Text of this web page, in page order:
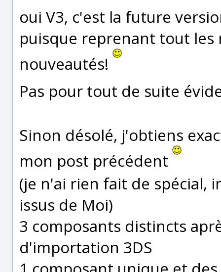
oui V3, c'est la future
puisque reprenant tout les
nouveautés!
Pas pour tout de suite
Sinon désolé, j'obtiens
mon post précédent
(je n'ai rien fait de spécial,
issus de Moi)
3 composants distincts
d'importation 3DS